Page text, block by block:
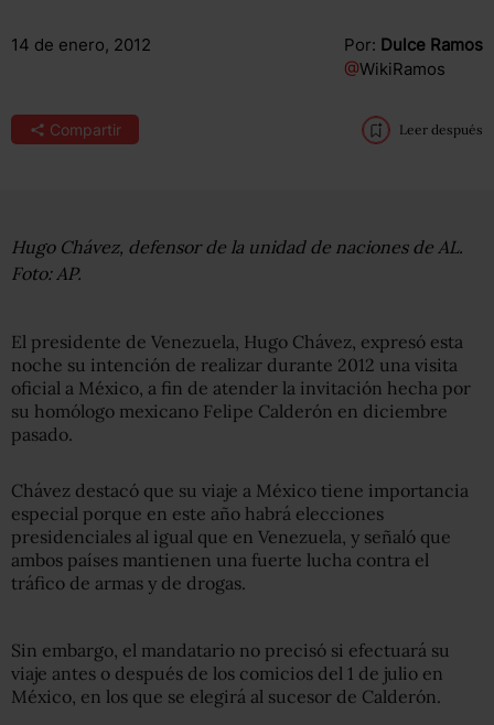
14 de enero, 2012 Por: Dulce Ramos
@WikiRamos
Compartir Leer después
Hugo Chávez, defensor de la unidad de naciones de AL.
Foto: AP.
El presidente de Venezuela, Hugo Chávez, expresó esta
noche su intención de realizar durante 2012 una visita
oficial a México, a fin de atender la invitación hecha por
su homólogo mexicano Felipe Calderón en diciembre
pasado.
Chávez destacó que su viaje a México tiene importancia
especial porque en este año habrá elecciones
presidenciales al igual que en Venezuela, y señaló que
ambos países mantienen una fuerte lucha contra el
tráfico de armas y de drogas.
Sin embargo, el mandatario no precisó si efectuará su
viaje antes o después de los comicios del 1 de julio en
México, en los que se elegirá al sucesor de Calderón.